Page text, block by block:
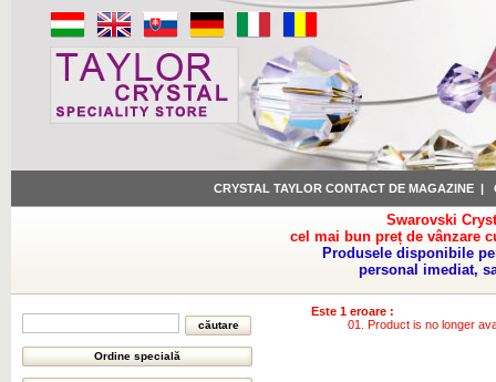
CRYSTAL TAYLOR CONTACT DE MAGAZINE |
Swarovski
cel mai bun preț de vânzare
Produsele disponibile
personal imediat,
Este 1 eroare :
Product is no longer